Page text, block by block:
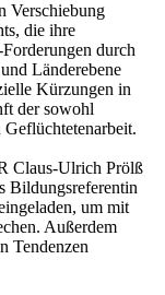
Verschiebung
die ihre
durch
Länderebene
Kürzungen in
der sowohl
Geflüchtetenarbeit.
Claus-Ulrich Prölß
Bildungsreferentin
um mit
Außerdem
Tendenzen